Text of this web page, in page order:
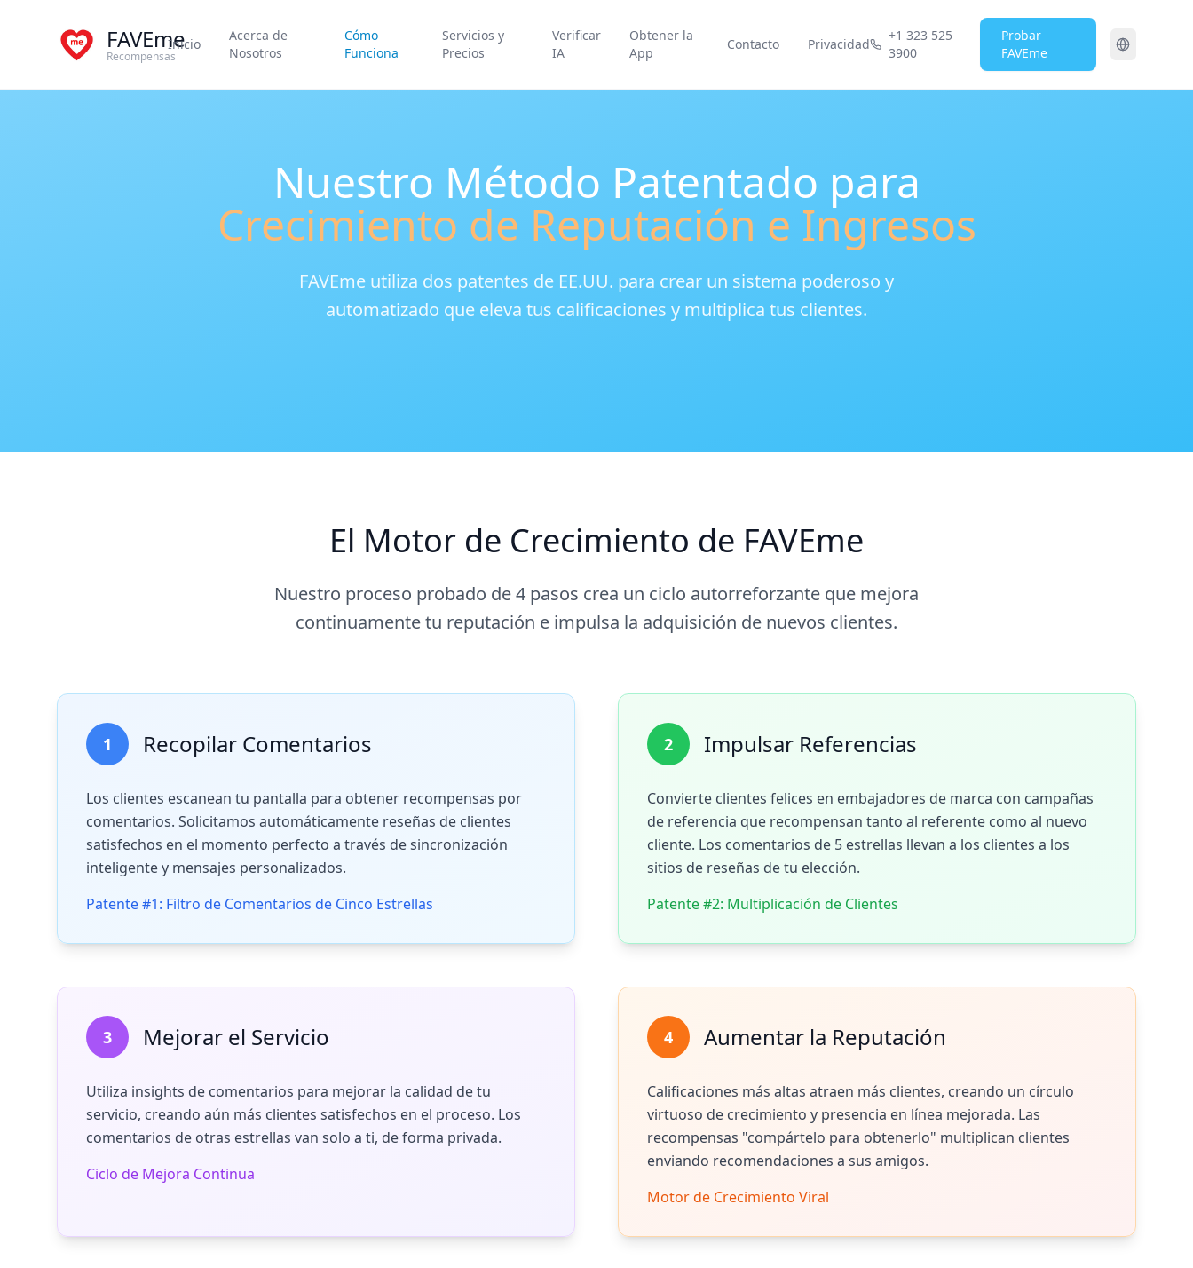
FAVEme
Recompensas
Inicio
Acerca de
Nosotros
Cómo
Funciona
Servicios y
Precios
Verificar
IA
Obtener la
App
Contacto Privacidad
+1 323 525
3900
Probar
FAVEme
Nuestro Método Patentado para
Crecimiento de Reputación e Ingresos
FAVEme utiliza dos patentes de EE.UU. para crear un sistema poderoso y
automatizado que eleva tus calificaciones y multiplica tus clientes.
El Motor de Crecimiento de FAVEme
Nuestro proceso probado de 4 pasos crea un ciclo autorreforzante que mejora
continuamente tu reputación e impulsa la adquisición de nuevos clientes.
1 Recopilar Comentarios
Los clientes escanean tu pantalla para obtener recompensas por
comentarios. Solicitamos automáticamente reseñas de clientes
satisfechos en el momento perfecto a través de sincronización
inteligente y mensajes personalizados.
Patente #1: Filtro de Comentarios de Cinco Estrellas
2 Impulsar Referencias
Convierte clientes felices en embajadores de marca con campañas
de referencia que recompensan tanto al referente como al nuevo
cliente. Los comentarios de 5 estrellas llevan a los clientes a los
sitios de reseñas de tu elección.
Patente #2: Multiplicación de Clientes
3 Mejorar el Servicio
Utiliza insights de comentarios para mejorar la calidad de tu
servicio, creando aún más clientes satisfechos en el proceso. Los
comentarios de otras estrellas van solo a ti, de forma privada.
Ciclo de Mejora Continua
4 Aumentar la Reputación
Calificaciones más altas atraen más clientes, creando un círculo
virtuoso de crecimiento y presencia en línea mejorada. Las
recompensas "compártelo para obtenerlo" multiplican clientes
enviando recomendaciones a sus amigos.
Motor de Crecimiento Viral